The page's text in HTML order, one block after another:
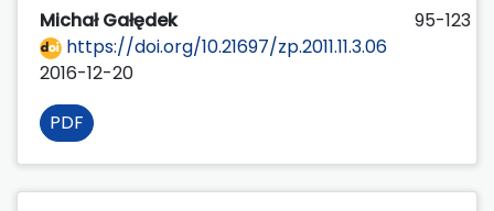
Michał Gałędek
95-123
https://doi.org/10.21697/zp.2011.11.3.06
2016-12-20
PDF